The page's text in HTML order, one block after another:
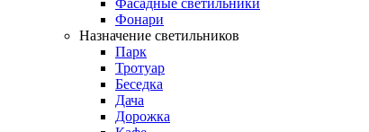
Фасадные светильники
Фонари
Назначение светильников
Парк
Тротуар
Беседка
Дача
Дорожка